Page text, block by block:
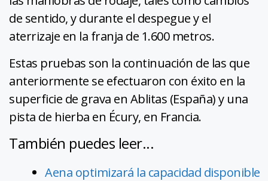
de sentido, y durante el despegue y el
aterrizaje en la franja de 1.600 metros.
Estas pruebas son la continuación de las que
anteriormente se efectuaron con éxito en la
superficie de grava en Ablitas (España) y una
pista de hierba en Écury, en Francia.
También puedes leer...
Aena optimizará la capacidad disponible